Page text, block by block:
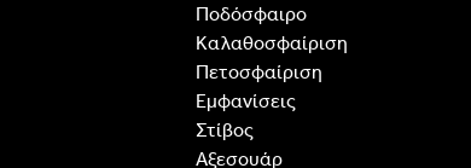
Ποδόσφαιρο
Καλαθοσφαίριση
Πετοσφαίριση
Εμφανίσεις
Στίβος
Αξεσουάρ